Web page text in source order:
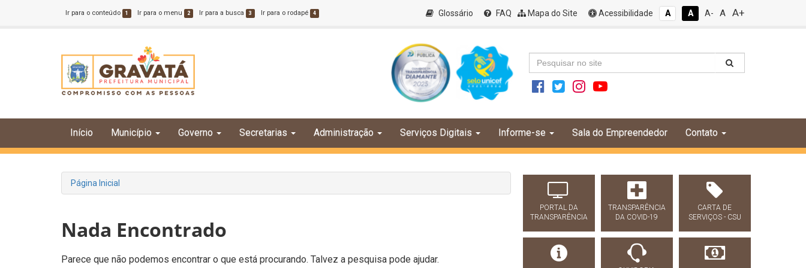
Ir para o conteúdo 1 Ir para o menu 2 Ir para a busca 3 Ir para o rodapé 4 Glossário FAQ Mapa do Site Acessibilidade A A A- A A+
Início Município Governo Secretarias Administração Serviços Digitais Informe-se Sala do Empreendedor Contato
Página Inicial
Nada Encontrado
Parece que não podemos encontrar o que está procurando. Talvez a pesquisa pode ajudar.
PORTAL DA
TRANSPARÊNCIA
TRANSPARÊNCIA
DA COVID-19
CARTA DE
SERVIÇOS - CSU